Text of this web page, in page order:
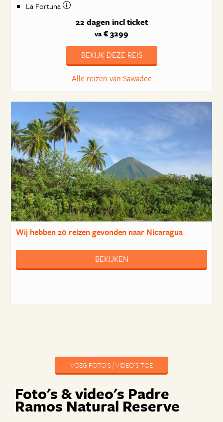
La Fortuna
22 dagen incl ticket
va € 3299
BEKIJK DEZE REIS
Alle reizen van Sawadee
Wij hebben20 reizengevonden naar Nicaragua
BEKIJKEN
VOEG FOTO'S / VIDEO'S TOE
Foto's & video's Padre
Ramos Natural Reserve